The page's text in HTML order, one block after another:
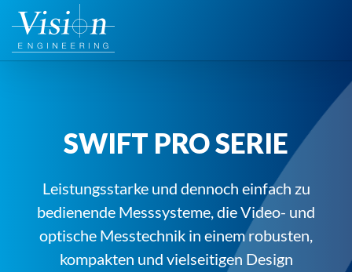
Zum
Inhalt
springen
SWIFT PRO SERIE
Leistungsstarke und dennoch einfach zu
bedienende Messsysteme, die Video- und
optische Messtechnik in einem robusten,
kompakten und vielseitigen Design